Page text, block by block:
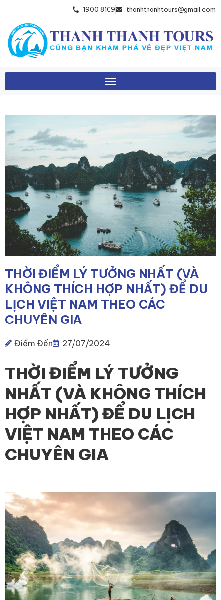
1900 8109 thanhthanhtours@gmail.com
THỜI ĐIỂM LÝ TƯỞNG NHẤT (VÀ
KHÔNG THÍCH HỢP NHẤT) ĐỂ DU
LỊCH VIỆT NAM THEO CÁC
CHUYÊN GIA
Điểm Đến 27/07/2024
THỜI ĐIỂM LÝ TƯỞNG
NHẤT (VÀ KHÔNG THÍCH
HỢP NHẤT) ĐỂ DU LỊCH
VIỆT NAM THEO CÁC
CHUYÊN GIA